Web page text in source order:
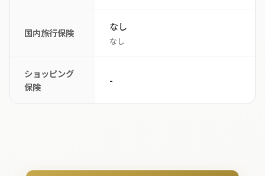
国内旅行保険
なし
なし
ショッピング
保険
-